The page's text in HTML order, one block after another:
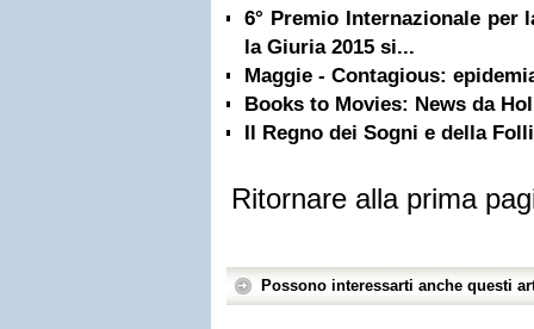
6° Premio Internazionale per
la Giuria 2015 si...
Maggie - Contagious:
Books to Movies: News da
Il Regno dei Sogni e della
Ritornare alla prima
Possono interessarti anche questi